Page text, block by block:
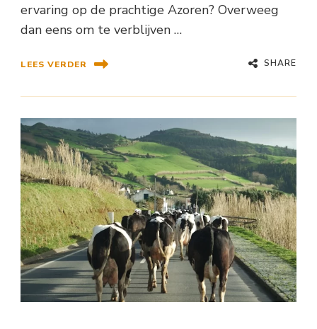
ervaring op de prachtige Azoren? Overweeg
dan eens om te verblijven …
LEES VERDER SHARE